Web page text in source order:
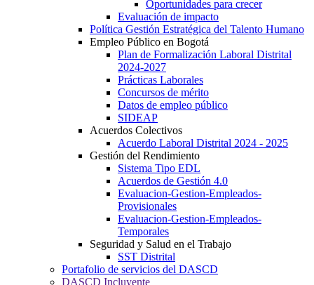
Oportunidades para crecer
Evaluación de impacto
Política Gestión Estratégica del Talento Humano
Empleo Público en Bogotá
Plan de Formalización Laboral Distrital
2024-2027
Prácticas Laborales
Concursos de mérito
Datos de empleo público
SIDEAP
Acuerdos Colectivos
Acuerdo Laboral Distrital 2024 - 2025
Gestión del Rendimiento
Sistema Tipo EDL
Acuerdos de Gestión 4.0
Evaluacion-Gestion-Empleados-
Provisionales
Evaluacion-Gestion-Empleados-
Temporales
Seguridad y Salud en el Trabajo
SST Distrital
Portafolio de servicios del DASCD
DASCD Incluyente